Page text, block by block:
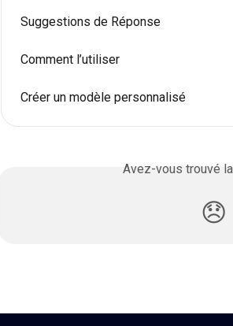
Suggestions de Réponse
Comment l’utiliser
Créer un modèle personnalisé
Avez-vous trouvé
😞